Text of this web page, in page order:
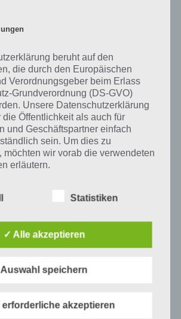
teilen Teilen auf Facebook
hier auf Touchportal
beruht auf den
die durch den Europäischen
Verordnungsgeber beim Erlass
Grundverordnung (DS-GVO)
Unsere Datenschutzerklärung
Öffentlichkeit als auch für
und Geschäftspartner einfach
sein. Um dies zu
möchten wir vorab die verwendeten
erläutern.
die folgenden Begriffe:
Daten sind alle
„betroffene Person") beziehen.
Statistiken
✓ Alle akzeptieren
Auswahl speichern
akzeptieren